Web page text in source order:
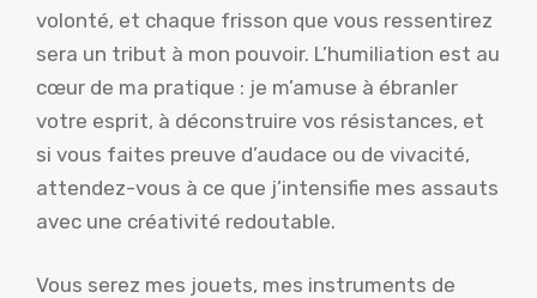
volonté, et chaque frisson que vous ressentirez
sera un tribut à mon pouvoir. L’humiliation est au
cœur de ma pratique : je m’amuse à ébranler
votre esprit, à déconstruire vos résistances, et
si vous faites preuve d’audace ou de vivacité,
attendez-vous à ce que j’intensifie mes assauts
avec une créativité redoutable.
Vous serez mes jouets, mes instruments de